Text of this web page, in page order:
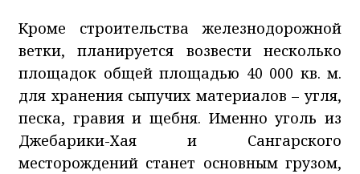
Кроме строительства железнодорожной
ветки, планируется возвести несколько
площадок общей площадью 40 000 кв. м.
для хранения сыпучих материалов – угля,
песка, гравия и щебня. Именно уголь из
Джебарики-Хая и Сангарского
месторождений станет основным грузом,